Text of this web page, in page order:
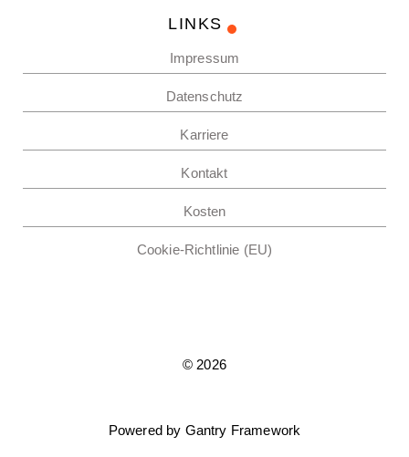
LINKS
Impressum
Datenschutz
Karriere
Kontakt
Kosten
Cookie-Richtlinie (EU)
© 2026
Powered by Gantry Framework